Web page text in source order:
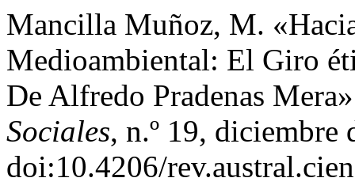
Mancilla Muñoz, M.
Medioambiental: El Giro
De Alfredo Pradenas
Sociales, n.º 19, diciembre
doi:10.4206/